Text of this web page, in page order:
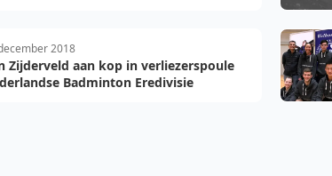
2018
Zijderveld aan kop in verliezerspoule
Badminton Eredivisie